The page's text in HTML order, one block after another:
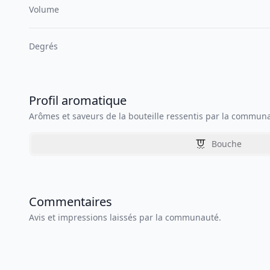
Volume
Degrés
Profil aromatique
Arômes et saveurs de la bouteille ressentis par la
Bouche
Commentaires
Avis et impressions laissés par la communauté.